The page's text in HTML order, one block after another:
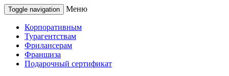
Toggle navigation Меню
Корпоративным
Турагентствам
Фрилансерам
Франшиза
Подарочный сертификат